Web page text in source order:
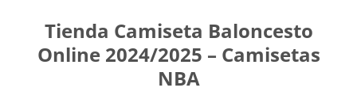
Tienda Camiseta Baloncesto
Online 2024/2025 – Camisetas
NBA